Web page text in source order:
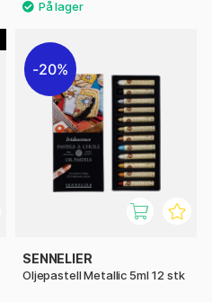
20%
SENNELIER
Oljepastell Metallic 5ml 12 stk